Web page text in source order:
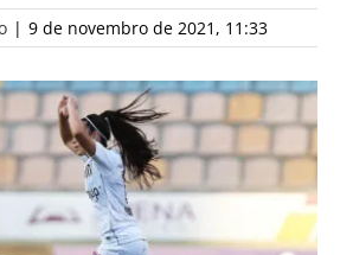
| 9 de novembro de 2021, 11:33